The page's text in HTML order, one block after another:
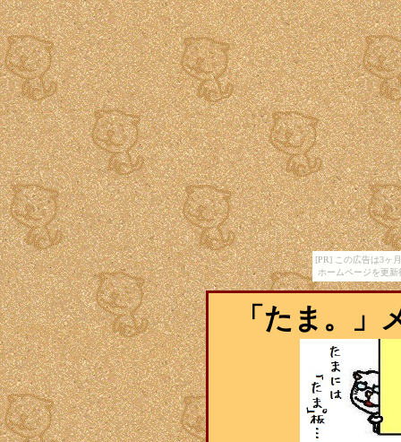
[PR] この広告は3ヶ
ホームページを更
「たま。」